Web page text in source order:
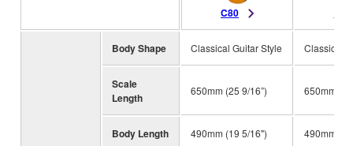
C80
Body Shape Classical Guitar Style Classical
Scale
Length
650mm (25 9/16”) 650mm
Body Length 490mm (19 5/16") 490mm